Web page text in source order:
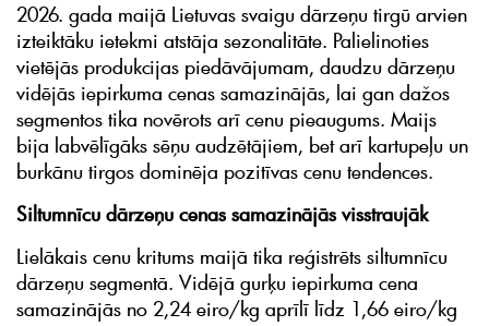
2026. gada maijā Lietuvas svaigu dārzeņu tirgū arvien
izteiktāku ietekmi atstāja sezonalitāte. Palielinoties
vietējās produkcijas piedāvājumam, daudzu dārzeņu
vidējās iepirkuma cenas samazinājās, lai gan dažos
segmentos tika novērots arī cenu pieaugums. Maijs
bija labvēlīgāks sēņu audzētājiem, bet arī kartupeļu un
burkānu tirgos dominēja pozitīvas cenu tendences.
Siltumnīcu dārzeņu cenas samazinājās visstraujāk
Lielākais cenu kritums maijā tika reģistrēts siltumnīcu
dārzeņu segmentā. Vidējā gurķu iepirkuma cena
samazinājās no 2,24 eiro/kg aprīlī līdz 1,66 eiro/kg